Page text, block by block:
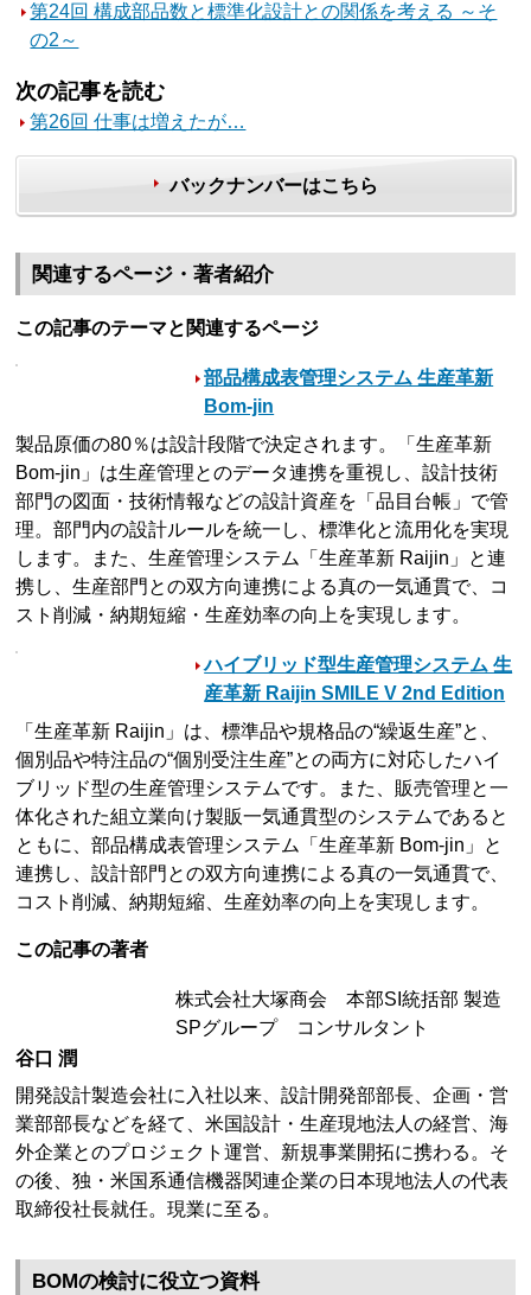
第24回 構成部品数と標準化設計との関係を考える ～そ
の2～
次の記事を読む
第26回 仕事は増えたが…
バックナンバーはこちら
関連するページ・著者紹介
この記事のテーマと関連するページ
部品構成表管理システム 生産革新
Bom-jin
製品原価の80％は設計段階で決定されます。「生産革新
Bom-jin」は生産管理とのデータ連携を重視し、設計技術
部門の図面・技術情報などの設計資産を「品目台帳」で管
理。部門内の設計ルールを統一し、標準化と流用化を実現
します。また、生産管理システム「生産革新 Raijin」と連
携し、生産部門との双方向連携による真の一気通貫で、コ
スト削減・納期短縮・生産効率の向上を実現します。
ハイブリッド型生産管理システム 生
産革新 Raijin SMILE V 2nd Edition
「生産革新 Raijin」は、標準品や規格品の“繰返生産”と、
個別品や特注品の“個別受注生産”との両方に対応したハイ
ブリッド型の生産管理システムです。また、販売管理と一
体化された組立業向け製販一気通貫型のシステムであると
ともに、部品構成表管理システム「生産革新 Bom-jin」と
連携し、設計部門との双方向連携による真の一気通貫で、
コスト削減、納期短縮、生産効率の向上を実現します。
この記事の著者
株式会社大塚商会 本部SI統括部 製造
SPグループ コンサルタント
谷口 潤
開発設計製造会社に入社以来、設計開発部部長、企画・営
業部部長などを経て、米国設計・生産現地法人の経営、海
外企業とのプロジェクト運営、新規事業開拓に携わる。そ
の後、独・米国系通信機器関連企業の日本現地法人の代表
取締役社長就任。現業に至る。
BOMの検討に役立つ資料